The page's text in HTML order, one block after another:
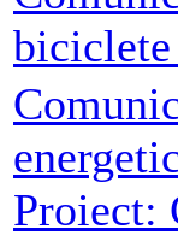
Proiect: